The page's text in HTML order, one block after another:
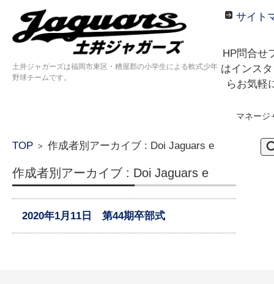
土井ジャガーズは福岡市東区・糟屋郡の小学生による軟式少年
野球チームです。
サイト
HP問合せ
はインス
らお気軽
マネー
TOP > 作成者別アーカイブ : Doi Jaguars e
作成者別アーカイブ : Doi Jaguars e
2020年1月11日 第44期卒部式
検
索: